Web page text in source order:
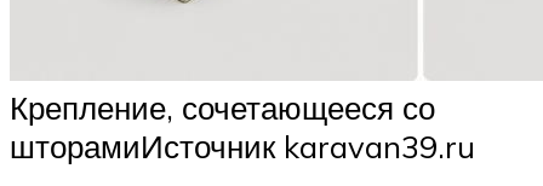
Крепление, сочетающееся со
шторамиИсточник karavan39.ru